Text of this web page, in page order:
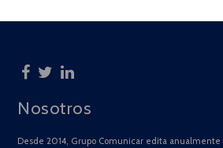
Nosotros
Desde 2014, Grupo Comunicar edita anualmente